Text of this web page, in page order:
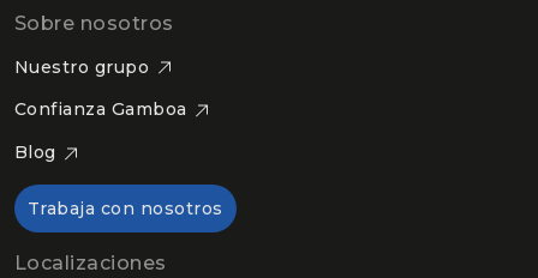
Sobre nosotros
Nuestro grupo
Confianza Gamboa
Blog
Trabaja con nosotros
Localizaciones